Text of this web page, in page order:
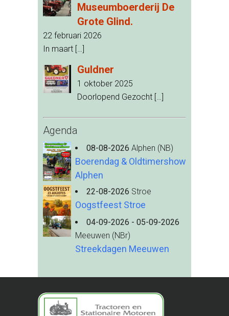
Museumboerderij De
Grote Glind.
22 februari 2026
In maart […]
Guldner
1 oktober 2025
Doorlopend Gezocht […]
Agenda
08-08-2026 Alphen (NB)
Boerendag & Oldtimershow
Alphen
22-08-2026 Stroe
Oogstfeest Stroe
04-09-2026 - 05-09-2026
Meeuwen (NBr)
Streekdagen Meeuwen